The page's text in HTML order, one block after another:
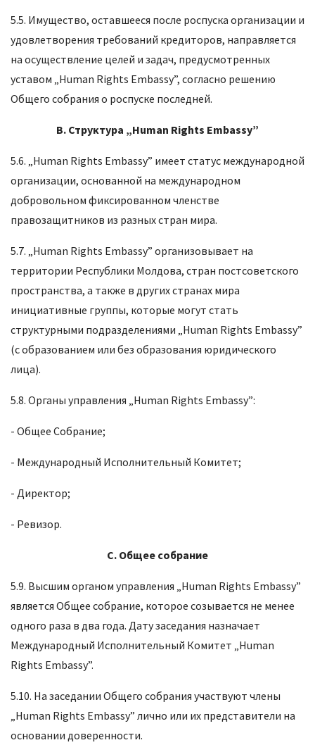
5.5. Имущество, оставшееся после роспуска организации и
удовлетворения требований кредиторов, направляется
на осуществление целей и задач, предусмотренных
уставом „Human Rights Embassy”, согласно решению
Общего собрания о роспуске последней.
B. Структура „Human Rights Embassy”
5.6. „Human Rights Embassy” имеет статус международной
организации, основанной на международном
добровольном фиксированном членстве
правозащитников из разных стран мира.
5.7. „Human Rights Embassy” организовывает на
территории Республики Молдова, стран постсоветского
пространства, а также в других странах мира
инициативные группы, которые могут стать
структурными подразделениями „Human Rights Embassy”
(с образованием или без образования юридического
лица).
5.8. Органы управления „Human Rights Embassy”:
- Общее Собрание;
- Международный Исполнительный Комитет;
- Директор;
- Ревизор.
C. Общее собрание
5.9. Высшим органом управления „Human Rights Embassy”
является Общее собрание, которое созывается не менее
одного раза в два года. Дату заседания назначает
Международный Исполнительный Комитет „Human
Rights Embassy”.
5.10. На заседании Общего собрания участвуют члены
„Human Rights Embassy” лично или их представители на
основании доверенности.